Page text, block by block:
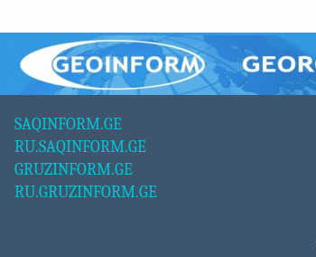
SAQINFORM.GE
RU.SAQINFORM.GE
GRUZINFORM.GE
RU.GRUZINFORM.GE